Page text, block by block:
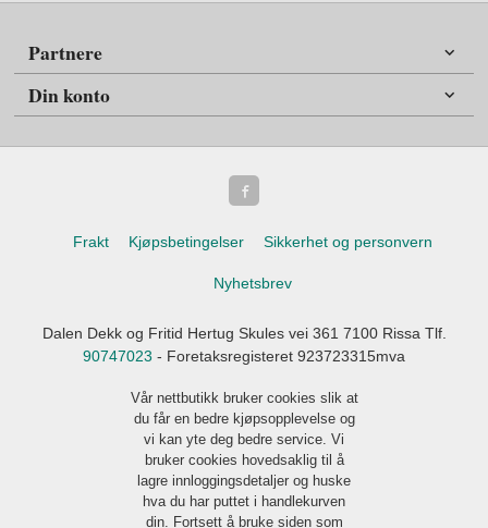
Partnere
Din konto
Frakt Kjøpsbetingelser Sikkerhet og personvern
Nyhetsbrev
Dalen Dekk og Fritid Hertug Skules vei 361 7100 Rissa Tlf.
90747023 - Foretaksregisteret 923723315mva
Vår nettbutikk bruker cookies slik at
du får en bedre kjøpsopplevelse og
vi kan yte deg bedre service. Vi
bruker cookies hovedsaklig til å
lagre innloggingsdetaljer og huske
hva du har puttet i handlekurven
din. Fortsett å bruke siden som